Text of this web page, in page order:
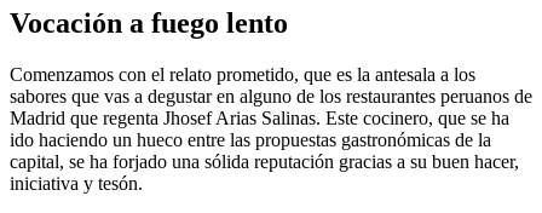
Vocación a fuego lento
Comenzamos con el relato prometido, que es la antesala a los
sabores que vas a degustar en alguno de los restaurantes peruanos de
Madrid que regenta Jhosef Arias Salinas. Este cocinero, que se ha
ido haciendo un hueco entre las propuestas gastronómicas de la
capital, se ha forjado una sólida reputación gracias a su buen hacer,
iniciativa y tesón.